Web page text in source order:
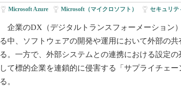
Microsoft Azure Microsoft（マイクロソフト） セキュリテ
企業のDX（デジタルトランスフォーメーション
る中、ソフトウェアの開発や運用において外部の
る。一方で、外部システムとの連携における設定
して標的企業を連鎖的に侵害する「サプライチェ
る。